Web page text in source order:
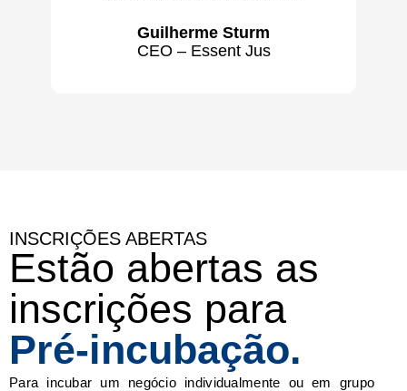
Guilherme Sturm
CEO – Essent Jus
INSCRIÇÕES ABERTAS
Estão abertas as
inscrições para
Pré-incubação.
Para incubar um negócio individualmente ou em grupo